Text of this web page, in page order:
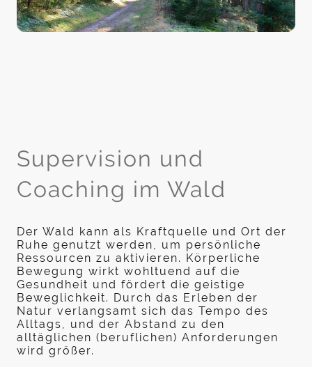
Supervision und
Coaching im Wald
Der Wald kann als Kraftquelle und Ort der
Ruhe genutzt werden, um persönliche
Ressourcen zu aktivieren. Körperliche
Bewegung wirkt wohltuend auf die
Gesundheit und fördert die geistige
Beweglichkeit. Durch das Erleben der
Natur verlangsamt sich das Tempo des
Alltags, und der Abstand zu den
alltäglichen (beruflichen) Anforderungen
wird größer.